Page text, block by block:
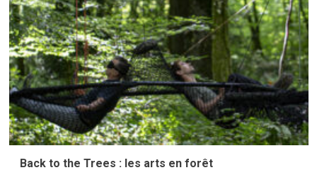
parlons
Bien
Urbain
Back to the Trees : les arts en forêt